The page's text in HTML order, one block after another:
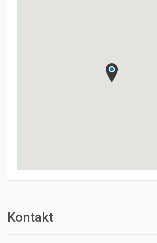
Kontakt